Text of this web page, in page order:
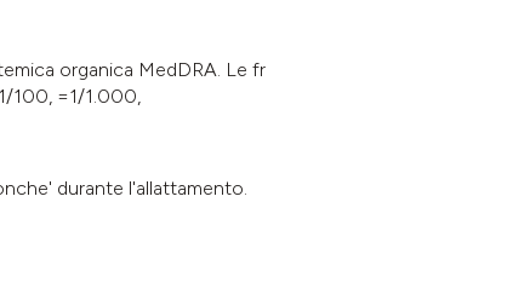
organica MedDRA. Le fr
100, =1/1.000,
durante l'allattamento.